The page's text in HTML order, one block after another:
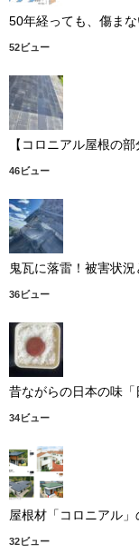
50年経っても、傷まな
52ビュー
【コロニアル屋根の
46ビュー
鬼瓦に落雷！被害状
36ビュー
昔ながらの日本の味「
34ビュー
屋根材「コロニアル
32ビュー